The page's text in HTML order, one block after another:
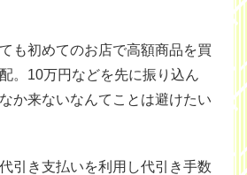
も初めてのお店で高額商品を買
。10万円などを先に振り込ん
か来ないなんてことは避けたい
引き支払いを利用し代引き手数